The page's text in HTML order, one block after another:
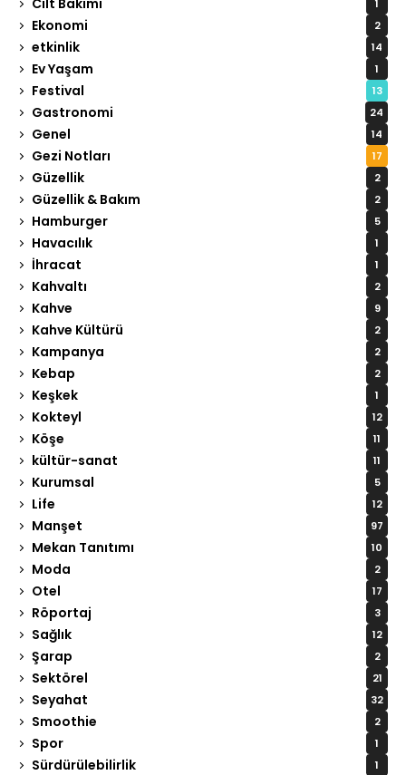
1
Ekonomi 2
etkinlik 14
Ev Yaşam 1
Festival 13
Gastronomi 24
Genel 14
Gezi Notları 17
Güzellik 2
Güzellik & Bakım 2
Hamburger 5
Havacılık 1
İhracat 1
Kahvaltı 2
Kahve 9
Kahve Kültürü 2
Kampanya 2
Kebap 2
Keşkek 1
Kokteyl 12
Köşe 11
kültür-sanat 11
Kurumsal 5
Life 12
Manşet 97
Mekan Tanıtımı 10
Moda 2
Otel 17
Röportaj 3
Sağlık 12
Şarap 2
Sektörel 21
Seyahat 32
Smoothie 2
Spor 1
Sürdürülebilirlik 1